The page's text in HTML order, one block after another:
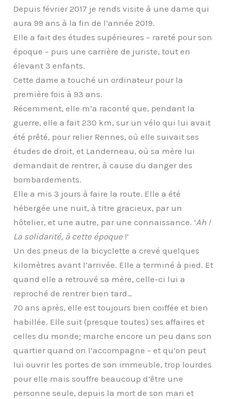
Depuis février 2017 je rends visite à une dame qui
aura 99 ans à la fin de l’année 2019.
Elle a fait des études supérieures – rareté pour son
époque – puis une carrière de juriste, tout en
élevant 3 enfants.
Cette dame a touché un ordinateur pour la
première fois à 93 ans.
Récemment, elle m’a raconté que, pendant la
guerre, elle a fait 230 km, sur un vélo qui lui avait
été prêté, pour relier Rennes, où elle suivait ses
études de droit, et Landerneau, où sa mère lui
demandait de rentrer, à cause du danger des
bombardements.
Elle a mis 3 jours à faire la route. Elle a été
hébergée une nuit, à titre gracieux, par un
hôtelier, et une autre, par une connaissance. ‘Ah !
La solidarité, à cette époque !’
Un des pneus de la bicyclette a crevé quelques
kilomètres avant l’arrivée. Elle a terminé à pied. Et
quand elle a retrouvé sa mère, celle-ci lui a
reproché de rentrer bien tard…
70 ans après, elle est toujours bien coiffée et bien
habillée. Elle suit (presque toutes) ses affaires et
celles du monde; marche encore un peu dans son
quartier quand on l’accompagne – et qu’on peut
lui ouvrir les portes de son immeuble, trop lourdes
pour elle mais souffre beaucoup d’être une
personne seule, depuis la mort de son mari et